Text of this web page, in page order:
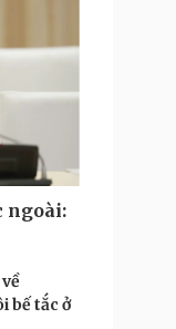
ngoài:
bế tắc ở